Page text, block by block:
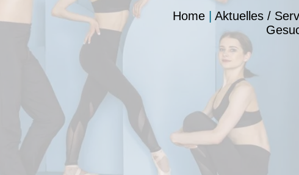
Home| Aktuelles /